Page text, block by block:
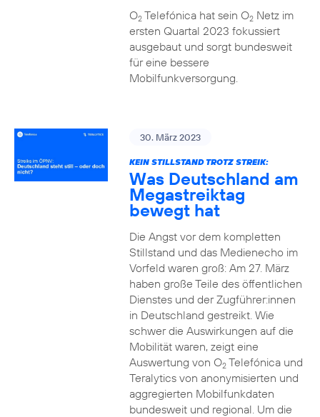
O2Telefónica hat sein O2Netz im
ersten Quartal 2023 fokussiert
ausgebaut und sorgt bundesweit
für eine bessere
Mobilfunkversorgung.
30. März 2023
KEIN STILLSTAND TROTZ STREIK:
Was Deutschland am
Megastreiktag
bewegt hat
Die Angst vor dem kompletten
Stillstand und das Medienecho im
Vorfeld waren groß: Am 27. März
haben große Teile des öffentlichen
Dienstes und der Zugführer:innen
in Deutschland gestreikt. Wie
schwer die Auswirkungen auf die
Mobilität waren, zeigt eine
Auswertung von O2Telefónica und
Teralytics von anonymisierten und
aggregierten Mobilfunkdaten
bundesweit und regional. Um die